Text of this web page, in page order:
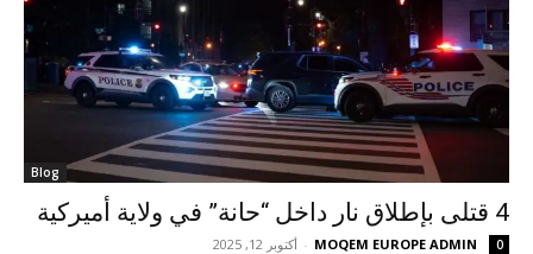
Blog
4 قتلى بإطلاق نار داخل “حانة” في ولاية أميركية
MOQEM EUROPE ADMIN
- أكتوبر 12, 2025 0